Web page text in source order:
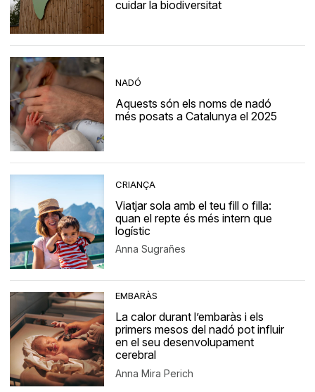
cuidar la biodiversitat
NADÓ
Aquests són els noms de nadó
més posats a Catalunya el 2025
CRIANÇA
Viatjar sola amb el teu fill o filla:
quan el repte és més intern que
logístic
Anna Sugrañes
EMBARÀS
La calor durant l’embaràs i els
primers mesos del nadó pot influir
en el seu desenvolupament
cerebral
Anna Mira Perich